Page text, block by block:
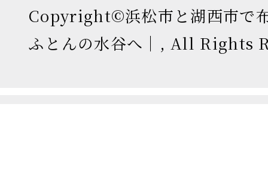
Copyright©浜松市と湖西市で
ふとんの水谷へ｜, All Rights